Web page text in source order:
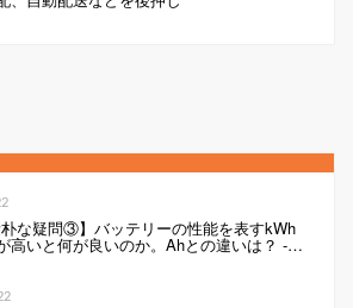
朴な疑問③】バッテリーの性能を表すkWh
高いと何が良いのか。Ahとの違いは？ -
ーマガジン